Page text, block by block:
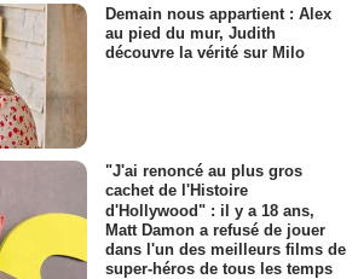
Demain nous appartient : Alex
au pied du mur, Judith
découvre la vérité sur Milo
"J'ai renoncé au plus gros
cachet de l'Histoire
d'Hollywood" : il y a 18 ans,
Matt Damon a refusé de jouer
dans l'un des meilleurs films de
super-héros de tous les temps